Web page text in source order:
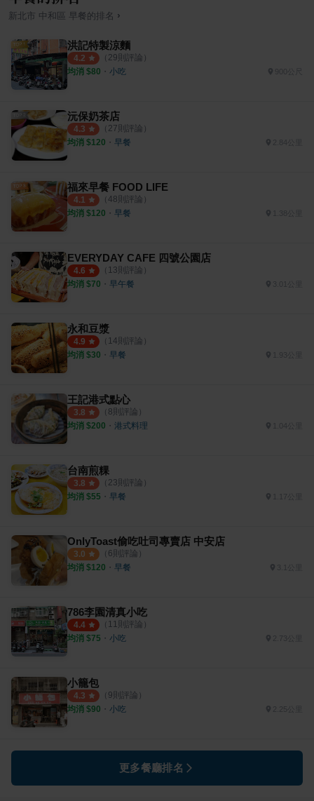
新北市 中和區 早餐的排名 ›
洪記特製涼麵
4.2 （ 29則評論）
均消 $80 ・ 小吃
沅保奶茶店
4.3 （ 27則評論）
均消 $120 ・ 早餐 2.84公里
福來早餐 FOOD LIFE
4.1 （ 48則評論）
均消 $120 ・ 早餐
EVERYDAY CAFE 四號公園店
4.6 （ 13則評論）
均消 $70 ・ 早午餐
永和豆漿
4.9 （ 14則評論）
均消 $30 ・ 早餐
王記港式點心
3.8 （ 8則評論）
均消 $200 ・ 港式料理 1.04公里
台南煎粿
3.8 （ 23則評論）
均消 $55 ・ 早餐
OnlyToast偷吃吐司專賣店 中安店
3.0 （ 6則評論）
均消 $120 ・ 早餐
786李園清真小吃
4.4 （ 11 則評論）
均消 $75 ・ 小吃
小籠包
4.3 （ 9則評論）
均消 $90 ・ 小吃 2.25公里
更多餐廳排名